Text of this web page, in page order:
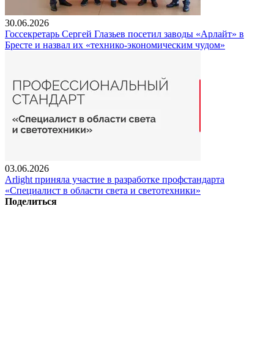
30.06.2026
Госсекретарь Сергей Глазьев посетил заводы «Арлайт» в
Бресте и назвал их «технико-экономическим чудом»
03.06.2026
Arlight приняла участие в разработке профстандарта
«Специалист в области света и светотехники»
Поделиться